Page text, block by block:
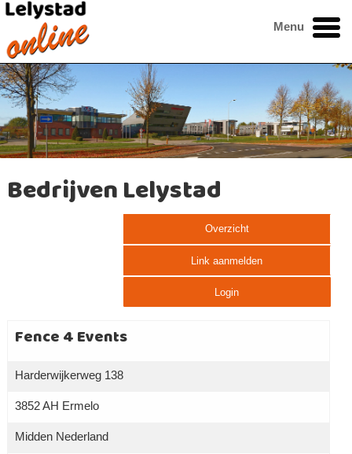
Menu
Bedrijven Lelystad
Overzicht
Link aanmelden
Login
Fence 4 Events
Harderwijkerweg 138
3852 AH Ermelo
Midden Nederland